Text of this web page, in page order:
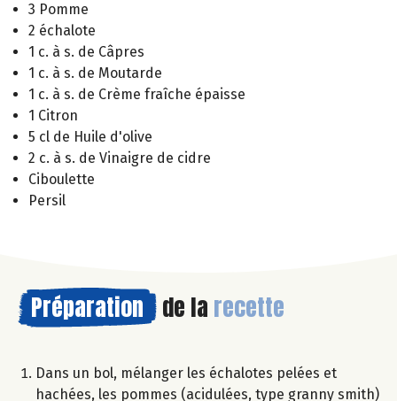
3 Pomme
2 échalote
1 c. à s. de Câpres
1 c. à s. de Moutarde
1 c. à s. de Crème fraîche épaisse
1 Citron
5 cl de Huile d'olive
2 c. à s. de Vinaigre de cidre
Ciboulette
Persil
Préparation de la recette
Dans un bol, mélanger les échalotes pelées et
hachées, les pommes (acidulées, type granny smith)